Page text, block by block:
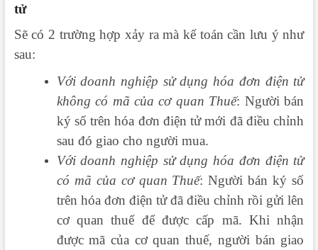
tử
Sẽ có 2 trường hợp xảy ra mà kế toán cần lưu ý như
sau:
Với doanh nghiệp sử dụng hóa đơn điện tử
không có mã của cơ quan Thuế: Người bán
ký số trên hóa đơn điện tử mới đã điều chỉnh
sau đó giao cho người mua.
Với doanh nghiệp sử dụng hóa đơn điện tử
có mã của cơ quan Thuế: Người bán ký số
trên hóa đơn điện tử đã điều chỉnh rồi gửi lên
cơ quan thuế để được cấp mã. Khi nhận
được mã của cơ quan thuế, người bán giao